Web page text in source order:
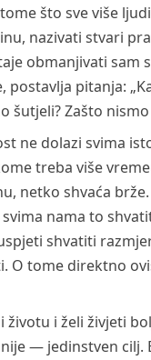
što sve više
nazivati stvari
obmanjivati sam
postavlja pitanja:
šutjeli? Zašto
ne dolazi svima
treba više
netko shvaća
svima nama to
shvatiti
O tome direktno
životu i želi živjeti
— jedinstven cilj.